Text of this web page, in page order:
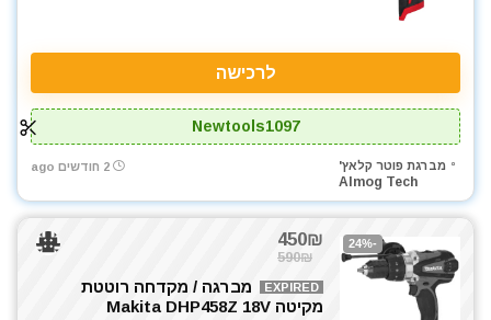
לרכישה
Newtools1097
מברגת פוטר קלאץ'
Almog Tech
2 חודשים ago
-24%
450₪
590₪
EXPIRED
מברגה / מקדחה רוטטת
מקיטה Makita DHP458Z 18V